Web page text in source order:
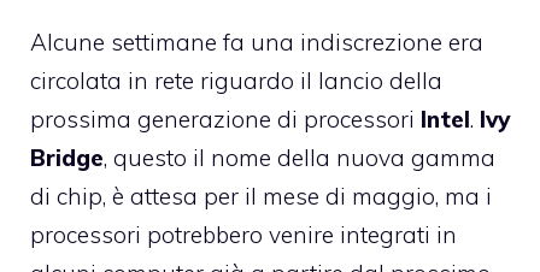
Alcune settimane fa una indiscrezione era
circolata in rete riguardo il lancio della
prossima generazione di processori Intel. Ivy
Bridge, questo il nome della nuova gamma
di chip, è attesa per il mese di maggio, ma i
processori potrebbero venire integrati in